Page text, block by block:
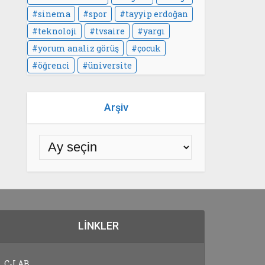
sinema
spor
tayyip erdoğan
teknoloji
tvsaire
yargı
yorum analiz görüş
çocuk
öğrenci
üniversite
Arşiv
LINKLER